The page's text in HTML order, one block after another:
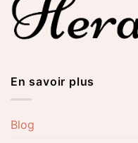
En savoir plus
Blog